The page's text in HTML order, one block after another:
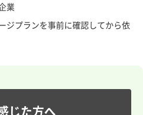
業
ジプランを事前に確認してから依
じた方へ